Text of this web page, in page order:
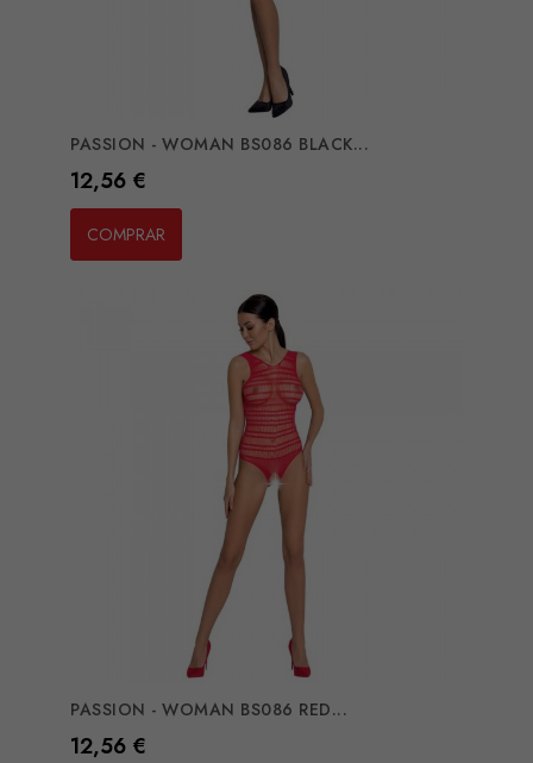
PASSION - WOMAN BS086 BLACK...
Preço
12,56 €
COMPRAR
PASSION - WOMAN BS086 RED...
Preço
12,56 €